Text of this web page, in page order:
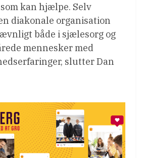
kan hjælpe. Selv
diakonale organisation
både i sjælesorg og
mennesker med
slutter Dan